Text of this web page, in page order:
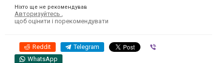
Ніхто ще не рекомендував
Авторизуйтесь
щоб оцінити і порекомендувати
Reddit Telegram
WhatsApp